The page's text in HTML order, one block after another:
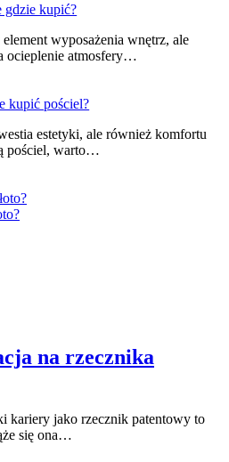
gdzie kupić?
wyposażenia wnętrz, ale
ocieplenie atmosfery…
kupić pościel?
estetyki, ale również komfortu
pościel, warto…
na rzecznika
kariery jako rzecznik patentowy to
się ona…